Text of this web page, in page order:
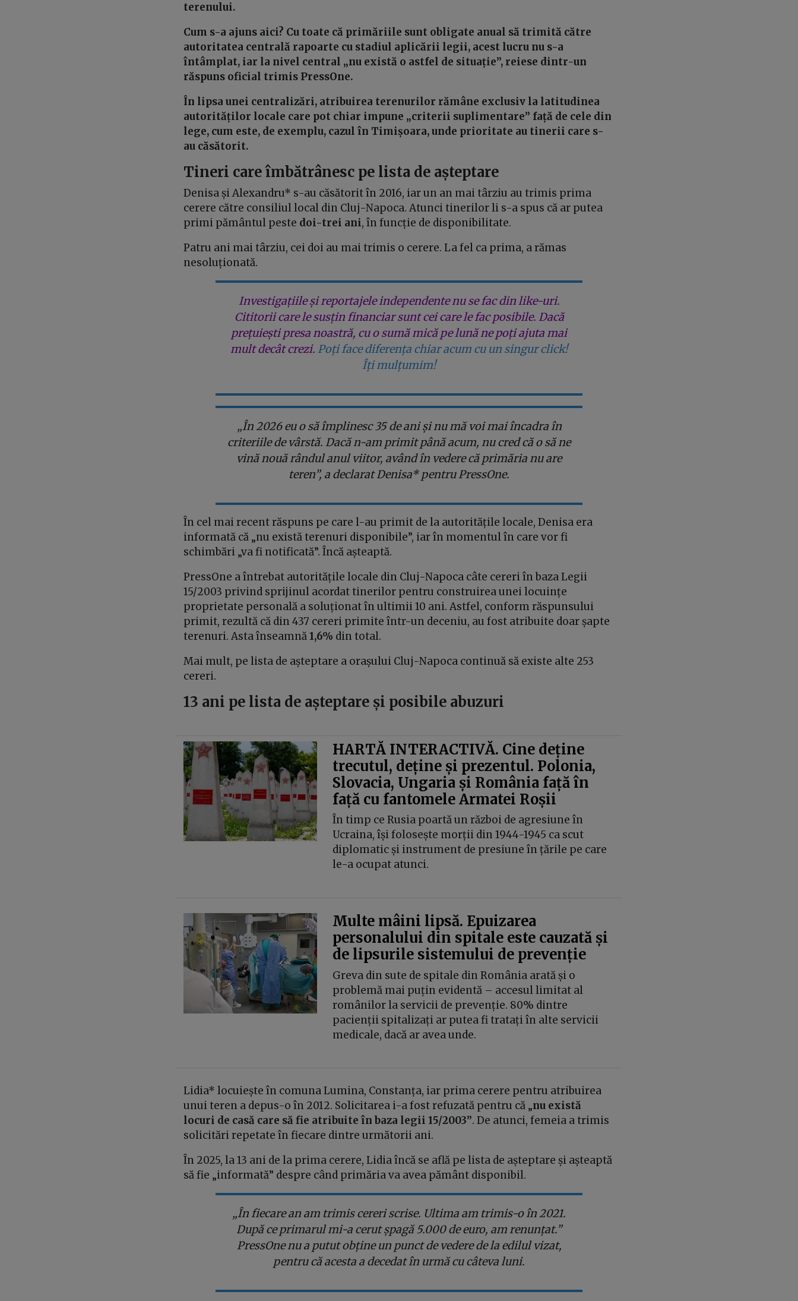
terenului.
Cum s-a ajuns aici? Cu toate că primăriile sunt obligate anual să trimită către
autoritatea centrală rapoarte cu stadiul aplicării legii, acest lucru nu s-a
întâmplat, iar la nivel central „nu există o astfel de situație”, reiese dintr-un
răspuns oficial trimis PressOne.
În lipsa unei centralizări, atribuirea terenurilor rămâne exclusiv la latitudinea
autorităților locale care pot chiar impune „criterii suplimentare” față de cele din
lege, cum este, de exemplu, cazul în Timișoara, unde prioritate au tinerii care s-
au căsătorit.
Tineri care îmbătrânesc pe lista de așteptare
Denisa și Alexandru* s-au căsătorit în 2016, iar un an mai târziu au trimis prima
cerere către consiliul local din Cluj-Napoca. Atunci tinerilor li s-a spus că ar putea
primi pământul peste doi-trei ani, în funcție de disponibilitate.
Patru ani mai târziu, cei doi au mai trimis o cerere. La fel ca prima, a rămas
nesoluționată.
Investigațiile și reportajele independente nu se fac din like-uri.
Cititorii care le susțin financiar sunt cei care le fac posibile. Dacă
prețuiești presa noastră, cu o sumă mică pe lună ne poți ajuta mai
mult decât crezi. Poți face diferența chiar acum cu un singur click!
Îți mulțumim!
„În 2026 eu o să împlinesc 35 de ani și nu mă voi mai încadra în
criteriile de vârstă. Dacă n-am primit până acum, nu cred că o să ne
vină nouă rândul anul viitor, având în vedere că primăria nu are
teren”, a declarat Denisa* pentru PressOne.
În cel mai recent răspuns pe care l-au primit de la autoritățile locale, Denisa era
informată că „nu există terenuri disponibile”, iar în momentul în care vor fi
schimbări „va fi notificată”. Încă așteaptă.
PressOne a întrebat autoritățile locale din Cluj-Napoca câte cereri în baza Legii
15/2003 privind sprijinul acordat tinerilor pentru construirea unei locuințe
proprietate personală a soluționat în ultimii 10 ani. Astfel, conform răspunsului
primit, rezultă că din 437 cereri primite într-un deceniu, au fost atribuite doar șapte
terenuri. Asta înseamnă1,6% din total.
Mai mult, pe lista de așteptare a orașului Cluj-Napoca continuă să existe alte 253
cereri.
13 ani pe lista de așteptare și posibile abuzuri
HARTĂ INTERACTIVĂ. Cine deține
trecutul, deține și prezentul. Polonia,
Slovacia, Ungaria și România față în
față cu fantomele Armatei Roșii
În timp ce Rusia poartă un război de agresiune în
Ucraina, își folosește morții din 1944-1945 ca scut
diplomatic și instrument de presiune în țările pe care
le-a ocupat atunci.
Multe mâini lipsă. Epuizarea
personalului din spitale este cauzată și
de lipsurile sistemului de prevenție
Greva din sute de spitale din România arată și o
problemă mai puțin evidentă – accesul limitat al
românilor la servicii de prevenție. 80% dintre
pacienții spitalizați ar putea fi tratați în alte servicii
medicale, dacă ar avea unde.
Lidia* locuiește în comuna Lumina, Constanța, iar prima cerere pentru atribuirea
unui teren a depus-o în 2012. Solicitarea i-a fost refuzată pentru că „nu există
locuri de casă care să fie atribuite în baza legii 15/2003”. De atunci, femeia a trimis
solicitări repetate în fiecare dintre următorii ani.
În 2025, la 13 ani de la prima cerere, Lidia încă se află pe lista de așteptare și așteaptă
să fie „informată” despre când primăria va avea pământ disponibil.
„În fiecare an am trimis cereri scrise. Ultima am trimis-o în 2021.
După ce primarul mi-a cerut șpagă 5.000 de euro, am renunțat.”
PressOne nu a putut obține un punct de vedere de la edilul vizat,
pentru că acesta a decedat în urmă cu câteva luni.